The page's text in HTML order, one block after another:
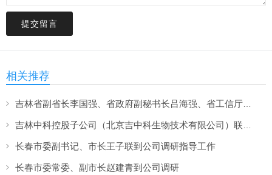
提交留言
相关推荐
长春市委副书记、市长王子联到公司调研指导工作
长春市委常委、副市长赵建青到公司调研